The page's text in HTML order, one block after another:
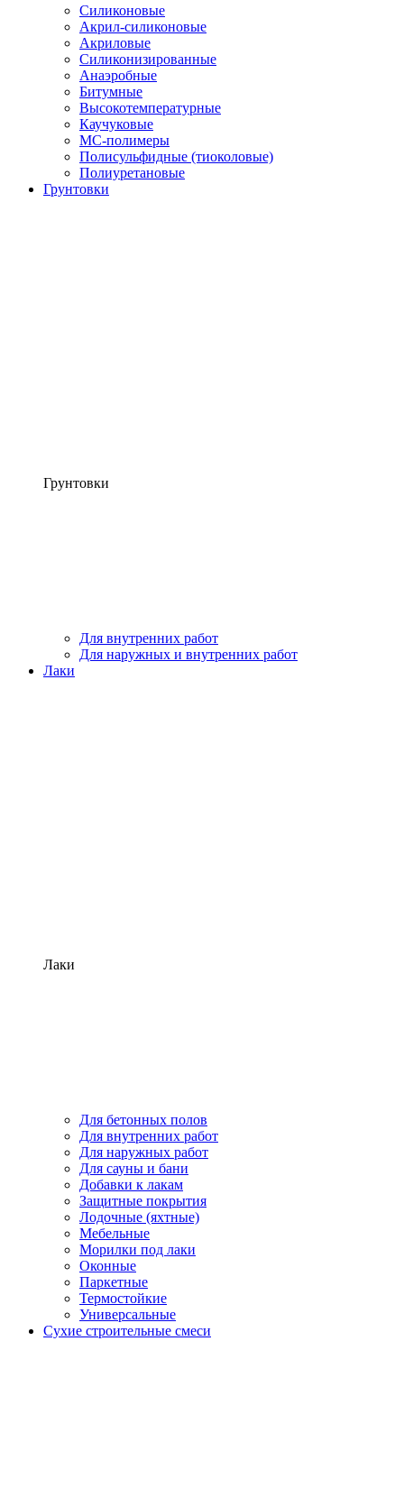
Силиконовые
Акрил-силиконовые
Акриловые
Силиконизированные
Анаэробные
Битумные
Высокотемпературные
Каучуковые
МС-полимеры
Полисульфидные (тиоколовые)
Полиуретановые
Грунтовки
Грунтовки
Для внутренних работ
Для наружных и внутренних работ
Лаки
Лаки
Для бетонных полов
Для внутренних работ
Для наружных работ
Для сауны и бани
Добавки к лакам
Защитные покрытия
Лодочные (яхтные)
Мебельные
Морилки под лаки
Оконные
Паркетные
Термостойкие
Универсальные
Сухие строительные смеси